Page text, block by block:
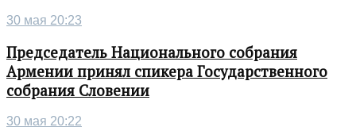
30 мая 20:23
Председатель Национального собрания
Армении принял спикера Государственного
собрания Словении
30 мая 20:22